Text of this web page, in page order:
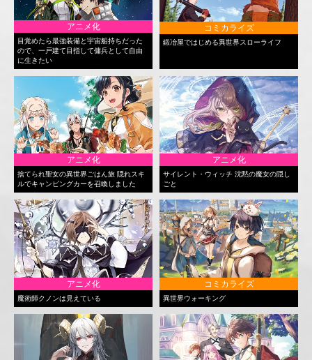
アニメ化
目覚めたら最強装備と宇宙船持ちだった
ので、一戸建て目指して傭兵として自由
に生きたい
コミカライズ
鍛冶屋ではじめる異世界スローライフ
アニメ化
捨てられ聖女の異世界ごはん旅 隠れスキ
ルでキャンピングカーを召喚しました
アニメ化
サイレント・ウィッチ 沈黙の魔女の隠し
ごと
アニメ化
魔術師クノンは見えている
コミカライズ
異世界ウォーキング